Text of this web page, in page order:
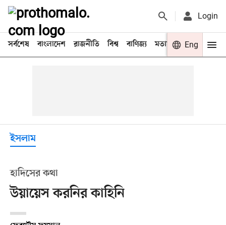
Login
সর্বশেষ বাংলাদেশ রাজনীতি বিশ্ব বাণিজ্য মতামত খেলা
Eng
ইসলাম
হাদিসের কথা
উয়ায়েস করনির কাহিনি